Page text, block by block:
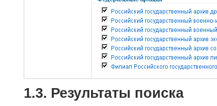
1.3. Результаты поиска